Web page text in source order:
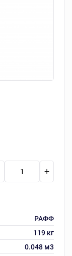
РАФФ
119 кг
0.048 м3
+